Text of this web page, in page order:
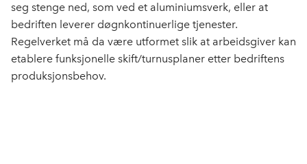
seg stenge ned, som ved et aluminiumsverk, eller at
bedriften leverer døgnkontinuerlige tjenester.
Regelverket må da være utformet slik at arbeidsgiver kan
etablere funksjonelle skift/turnusplaner etter bedriftens
produksjonsbehov.